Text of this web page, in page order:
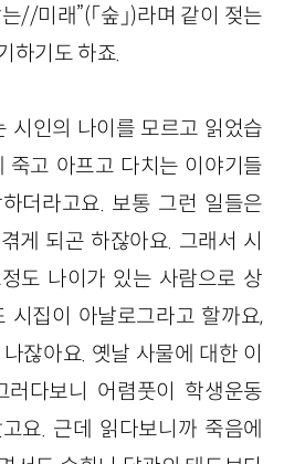
//미래”(「숲」)라며 같이 젖는
하기도 하죠.
시인의 나이를 모르고 읽었습
죽고 아프고 다치는 이야기들
더라고요. 보통 그런 일들은
게 되곤 하잖아요. 그래서 시
도 나이가 있는 사람으로 상
시집이 아날로그라고 할까요,
잖아요. 옛날 사물에 대한 이
러다보니 어렴풋이 학생운동
요. 근데 읽다보니까 죽음에